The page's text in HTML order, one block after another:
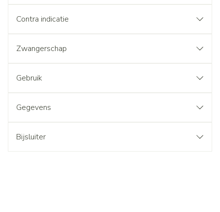
Contra indicatie
Zwangerschap
Gebruik
Gegevens
Bijsluiter